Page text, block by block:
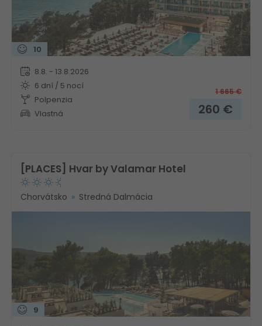
10
8.8. - 13.8.2026
6 dní / 5 nocí
Polpenzia
Vlastná
1 665€
260 €
[PLACES] Hvar by Valamar Hotel
Chorvátsko Stredná Dalmácia
9